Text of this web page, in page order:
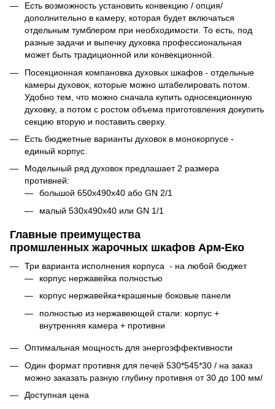
Есть возможность установить конвекцию / опция/
дополнительно в камеру, которая будет включаться
отдельным тумблером при необходимости. То есть, под
разные задачи и выпечку духовка профессиональная
может быть традиционной или конвекционной.
Посекционная компановка духовых шкафов - отдельные
камеры духовок, которые можно штабелировать потом.
Удобно тем, что можно сначала купить односекционную
духовку, а потом с ростом объема приготовления докупить
секцию вторую и поставить сверху.
Есть бюджетные варианты духовок в монокорпусе -
единый корпус.
Модельный ряд духовок предлашает 2 размера
противней:
большой 650х490х40 або GN 2/1
малый 530х490х40 или GN 1/1
Главные преимущества
промшленных жарочных шкафов Арм-Еко
Три варианта исполнения корпуса - на любой бюджет
корпус нержавейка полностью
корпус нержавейка+крашеные боковые панели
полностью из нержавеющей стали: корпус +
внутренняя камера + противни
Оптимальная мощность для энергоэффективности
Один формат противня для печей 530*545*30 / на заказ
можно заказать разную глубину противня от 30 до 100 мм/
Доступная цена